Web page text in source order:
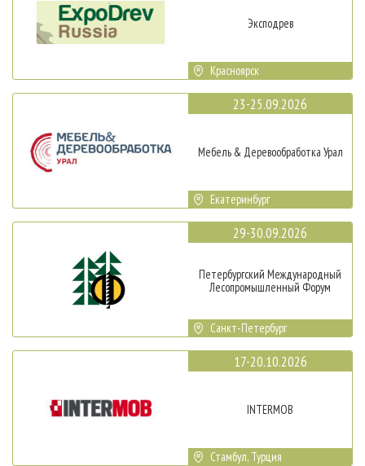
Эксподрев
Красноярск
23-25.09.2026
Мебель & Деревообработка Урал
Екатеринбург
29-30.09.2026
Петербургский Международный
Лесопромышленный Форум
Санкт-Петербург
17-20.10.2026
INTERMOB
Стамбул, Турция